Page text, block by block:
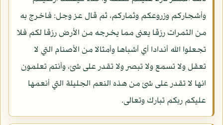
وأشجاركم وزروعكم وثماركم، ثم قال عز وجل: فاخرج به
من الثمرات رزقا يعنى مما يخرجه من الأرض رزقا لكم فلا
تجعلوا الله أندادا أي أشباها وأمثالا من الأصنام التي لا
تعقل ولا تسمع ولا تبصر ولا تقدر على شئ، وأنتم تعلمون
انها لا تقدر على شئ من هذه النعم الجليلة التي أنعمها
عليكم ربكم تبارك وتعالى.